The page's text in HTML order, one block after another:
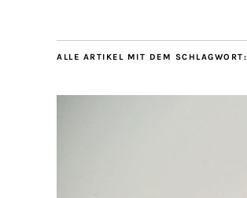
ALLE ARTIKEL MIT DEM SCHLAGWORT: